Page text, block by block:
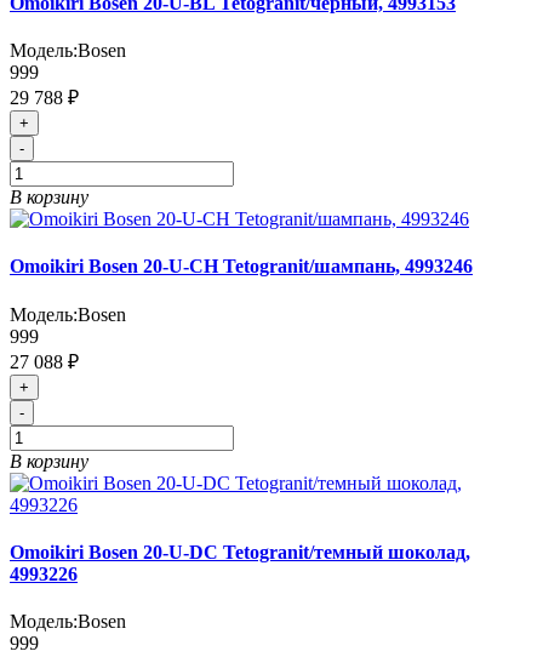
Модель:Bosen
999
29 788 ₽
+
-
В корзину
Omoikiri Bosen 20-U-CH Tetogranit/шампань, 4993246
Модель:Bosen
999
27 088 ₽
+
-
В корзину
Omoikiri Bosen 20-U-DC Tetogranit/темный шоколад,
4993226
Модель:Bosen
999